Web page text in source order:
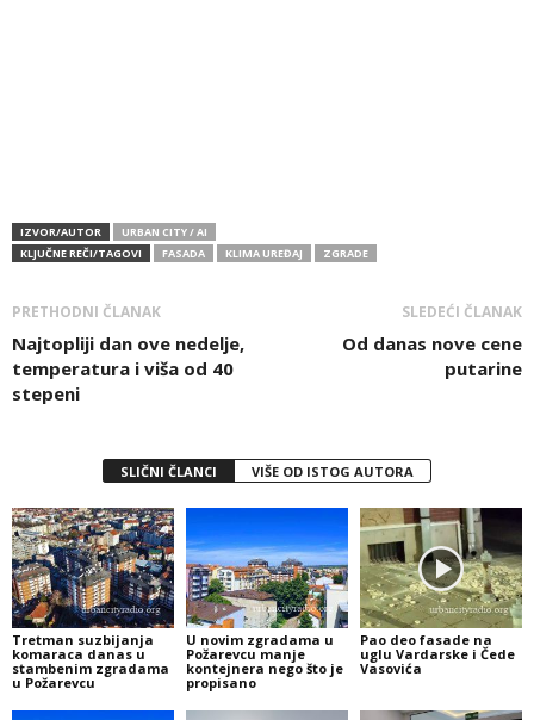
IZVOR/AUTOR
URBAN CITY / AI
KLJUČNE REČI/TAGOVI
FASADA KLIMA UREĐAJ ZGRADE
PRETHODNI ČLANAK
Najtopliji dan ove nedelje,
temperatura i viša od 40
stepeni
SLEDEĆI ČLANAK
Od danas nove cene
putarine
SLIČNI ČLANCI VIŠE OD ISTOG AUTORA
Tretman suzbijanja
komaraca danas u
stambenim zgradama
u Požarevcu
U novim zgradama u
Požarevcu manje
kontejnera nego što je
propisano
Pao deo fasade na
uglu Vardarske i Čede
Vasovića